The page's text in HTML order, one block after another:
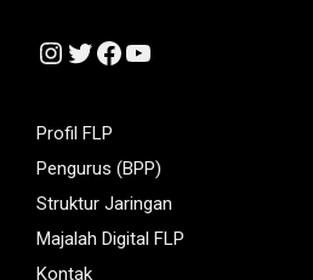
Instagram
Twitter
Facebook
YouTube
Profil FLP
Pengurus (BPP)
Struktur Jaringan
Majalah Digital FLP
Kontak